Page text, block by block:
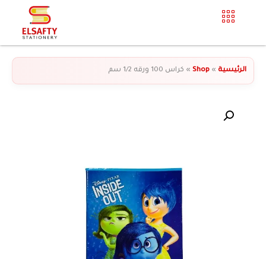
الرئيسية »
Shop
» كراس 100 ورقه 1/2 سم